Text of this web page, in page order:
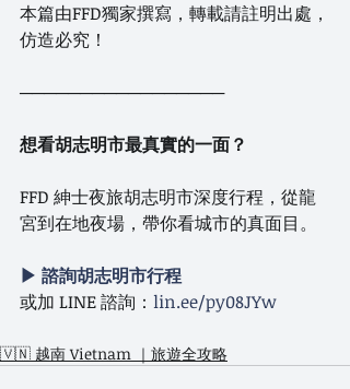
本篇由FFD獨家撰寫，轉載請註明出處，
仿造必究！
─────────────────
想看胡志明市最真實的一面？
FFD 紳士夜旅胡志明市深度行程，從龍
宮到在地夜場，帶你看城市的真面目。
▶ 諮詢胡志明市行程
或加 LINE 諮詢： lin.ee/py08JYw
🇻🇳 越南 Vietnam ｜旅遊全攻略